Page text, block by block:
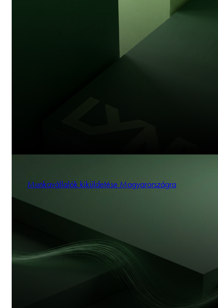
Munkavállalók kiküldetése Magyarországra